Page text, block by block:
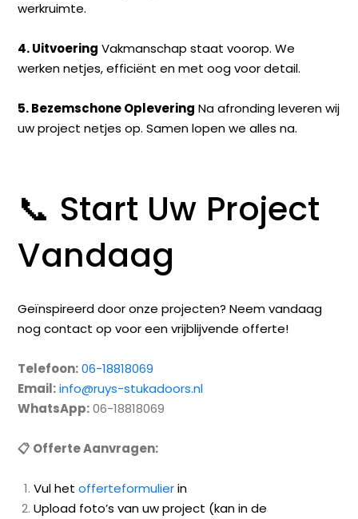
werkruimte.
4. Uitvoering Vakmanschap staat voorop. We
werken netjes, efficiënt en met oog voor detail.
5. Bezemschone Oplevering Na afronding leveren wij
uw project netjes op. Samen lopen we alles na.
📞 Start Uw Project
Vandaag
Geïnspireerd door onze projecten? Neem vandaag
nog contact op voor een vrijblijvende offerte!
Telefoon: 06-18818069
Email: info@ruys-stukadoors.nl
WhatsApp:06-18818069
📋 Offerte Aanvragen:
Vul het offerteformulier in
Upload foto’s van uw project (kan in de